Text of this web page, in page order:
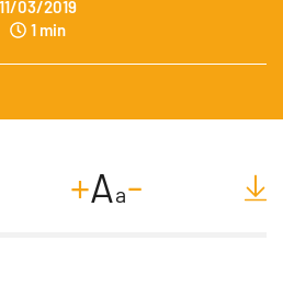
11/03/2019
1 min
+Aa-